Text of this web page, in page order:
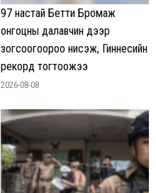
97 настай Бетти Бромаж
онгоцны далавчин дээр
зогсоогоороо нисэж, Гиннесийн
рекорд тогтоожээ
2026-08-08